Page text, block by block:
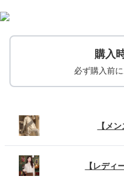
購入
必ず購入前
【メ
【レディ